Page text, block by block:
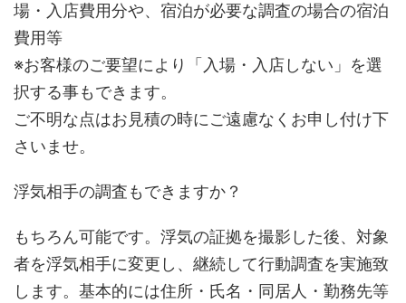
場・入店費用分や、宿泊が必要な調査の場合の宿泊
費用等
※お客様のご要望により「入場・入店しない」を選
択する事もできます。
ご不明な点はお見積の時にご遠慮なくお申し付け下
さいませ。
浮気相手の調査もできますか？
もちろん可能です。浮気の証拠を撮影した後、対象
者を浮気相手に変更し、継続して行動調査を実施致
します。基本的には住所・氏名・同居人・勤務先等